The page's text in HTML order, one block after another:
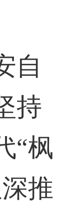
持
“枫
推